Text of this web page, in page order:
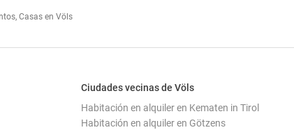
Casas en Völs
Ciudades vecinas de Völs
Habitación en alquiler en Kematen in Tirol
Habitación en alquiler en Götzens